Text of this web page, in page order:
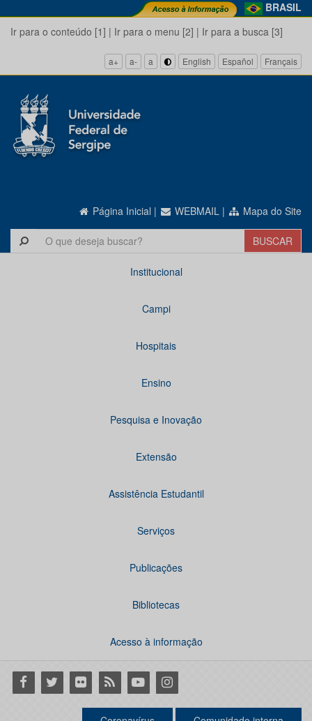
BRASIL
Ir para o conteúdo [1] | Ir para o menu [2] | Ir para a busca [3]
a+ a- a English Español Français
Página Inicial | WEBMAIL | Mapa do Site
Institucional
Campi
Hospitais
Ensino
Pesquisa e Inovação
Extensão
Assistência Estudantil
Serviços
Publicações
Bibliotecas
Acesso à informação
Facebook
Twitter Flickr RSS YoutubeInstagram